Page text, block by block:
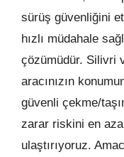
sürüş güvenliğini
hızlı müdahale
çözümüdür. Silivri
aracınızın
güvenli çekme/
zarar riskini en
ulaştırıyoruz.